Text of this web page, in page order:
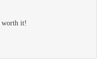
worth it!